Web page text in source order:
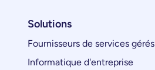
Solutions
Fournisseurs de services gérés
Informatique d'entreprise